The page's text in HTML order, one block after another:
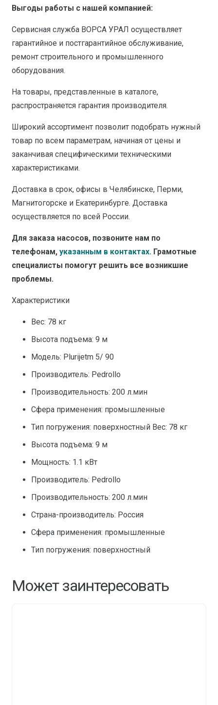
Выгоды работы с нашей компанией:
Сервисная служба ВОРСА УРАЛ осуществляет
гарантийное и постгарантийное обслуживание,
ремонт строительного и промышленного
оборудования.
На товары, представленные в каталоге,
распространяется гарантия производителя.
Широкий ассортимент позволит подобрать нужный
товар по всем параметрам, начиная от цены и
заканчивая специфическими техническими
характеристиками.
Доставка в срок, офисы в Челябинске, Перми,
Магнитогорске и Екатеринбурге. Доставка
осуществляется по всей России.
Для заказа насосов, позвоните нам по
телефонам, указанным в контактах. Грамотные
специалисты помогут решить все возникшие
проблемы.
Характеристики
Вес: 78 кг
Высота подъема: 9 м
Модель: Plurijetm 5/ 90
Производитель: Pedrollo
Производительность: 200 л.мин
Сфера применения: промышленные
Тип погружения: поверхностный Вес: 78 кг
Высота подъема: 9 м
Мощность: 1.1 кВт
Производитель: Pedrollo
Производительность: 200 л.мин
Страна-производитель: Россия
Сфера применения: промышленные
Тип погружения: поверхностный
Может заинтересовать